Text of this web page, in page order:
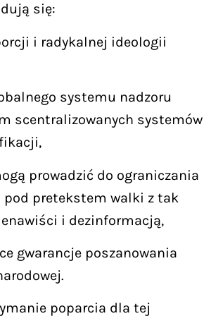
się:
i radykalnej ideologii
systemu nadzoru
scentralizowanych systemów
prowadzić do ograniczania
pod pretekstem walki z tak
i dezinformacją,
gwarancje poszanowania
poparcia dla tej